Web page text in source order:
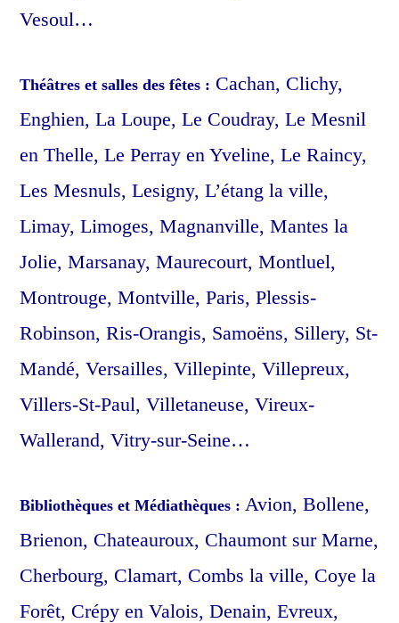
Vesoul…
Théâtres et salles des fêtes : Cachan, Clichy,
Enghien, La Loupe, Le Coudray, Le Mesnil
en Thelle, Le Perray en Yveline, Le Raincy,
Les Mesnuls, Lesigny, L’étang la ville,
Limay, Limoges, Magnanville, Mantes la
Jolie, Marsanay, Maurecourt, Montluel,
Montrouge, Montville, Paris, Plessis-
Robinson, Ris-Orangis, Samoëns, Sillery, St-
Mandé, Versailles, Villepinte, Villepreux,
Villers-St-Paul, Villetaneuse, Vireux-
Wallerand, Vitry-sur-Seine…
Bibliothèques et Médiathèques : Avion, Bollene,
Brienon, Chateauroux, Chaumont sur Marne,
Cherbourg, Clamart, Combs la ville, Coye la
Forêt, Crépy en Valois, Denain, Evreux,